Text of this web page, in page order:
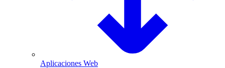
Aplicaciones Web